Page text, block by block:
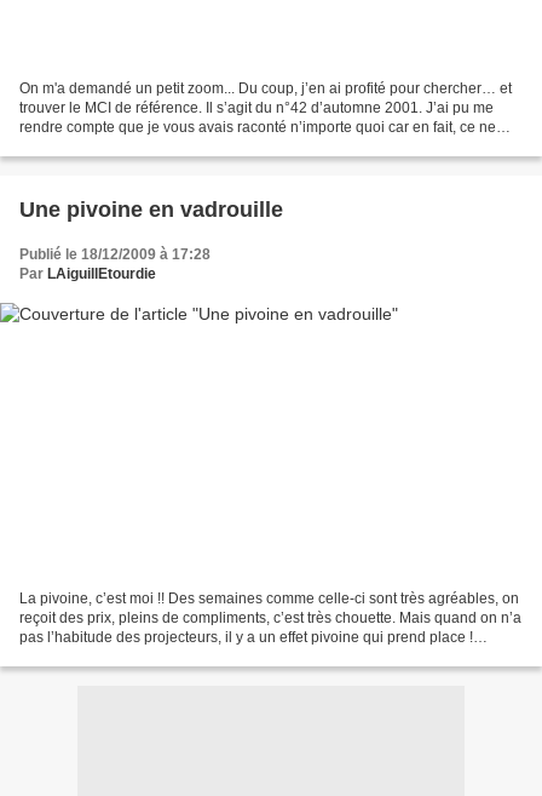
On m'a demandé un petit zoom... Du coup, j’en ai profité pour chercher… et
trouver le MCI de référence. Il s’agit du n°42 d’automne 2001. J’ai pu me
rendre compte que je vous avais raconté n’importe quoi car en fait, ce ne
Une pivoine en vadrouille
Publié le 18/12/2009 à 17:28
Par LAiguillEtourdie
La pivoine, c’est moi !! Des semaines comme celle-ci sont très agréables, on
reçoit des prix, pleins de compliments, c’est très chouette. Mais quand on n’a
pas l’habitude des projecteurs, il y a un effet pivoine qui prend place !